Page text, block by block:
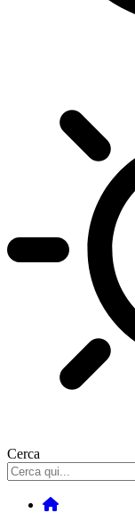
Cerca